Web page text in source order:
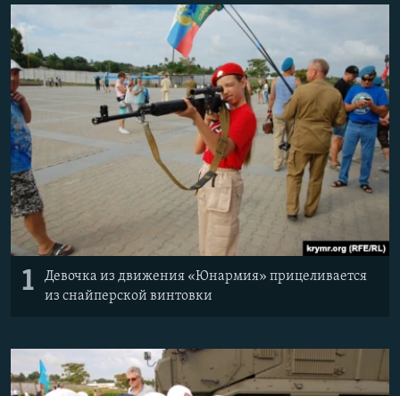
КРЫМ.НЕПОКОРЕННЫЙ
ELIFBE
УКРАИНСКАЯ ПРОБЛЕМА КРЫМА
ПРИСОЕДИНЯЙТЕСЬ!
Все сайты RFE/RL
1
Девочка из движения «Юнармия» прицеливается
из снайперской винтовки